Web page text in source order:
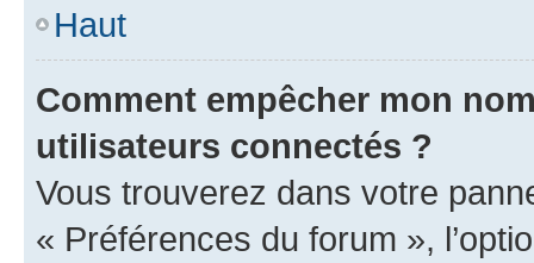
Haut
Comment empêcher mon
utilisateurs connectés ?
Vous trouverez dans votre
« Préférences du forum »,